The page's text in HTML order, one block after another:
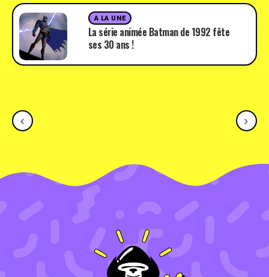
A LA UNE
La série animée Batman de 1992 fête
ses 30 ans !